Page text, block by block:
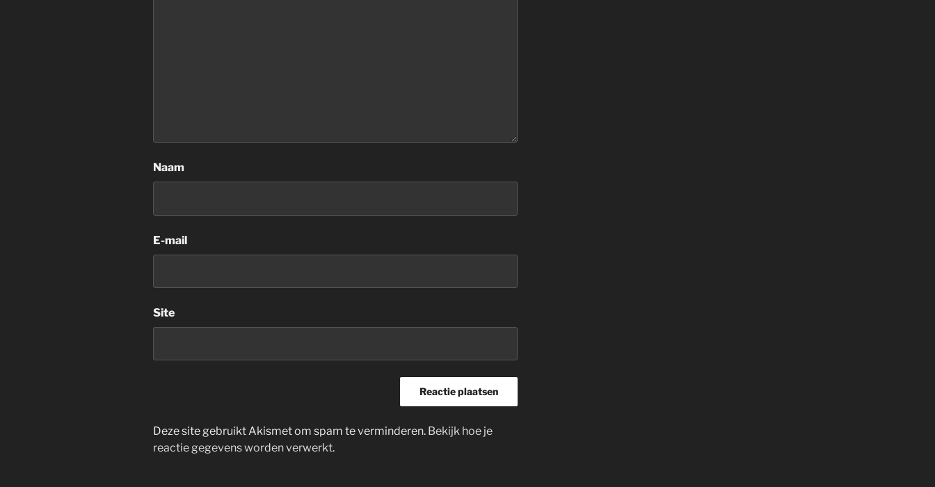
Naam
E-mail
Site
Deze site gebruikt Akismet om spam te verminderen. Bekijk hoe je
reactie gegevens worden verwerkt.